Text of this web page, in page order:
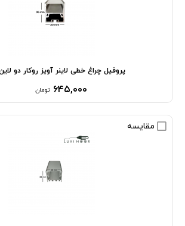
پروفیل چراغ خطی لاینر آویز روکار دو
۶۴۵,۰۰۰ تومان
مقایسه